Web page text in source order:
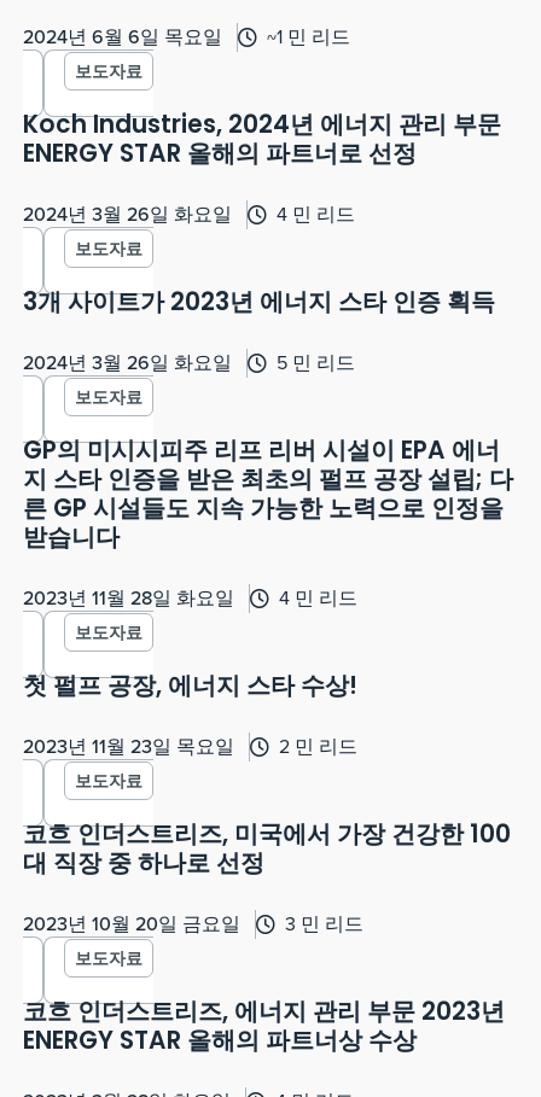
2024년 6월 6일 목요일 ~1 민 리드
보도자료
Koch Industries, 2024년 에너지 관리 부문
ENERGY STAR 올해의 파트너로 선정
2024년 3월 26일 화요일 4 민 리드
보도자료
3개 사이트가 2023년 에너지 스타 인증 획득
2024년 3월 26일 화요일 5 민 리드
보도자료
GP의 미시시피주 리프 리버 시설이 EPA 에너
지 스타 인증을 받은 최초의 펄프 공장 설립; 다
른 GP 시설들도 지속 가능한 노력으로 인정을
받습니다
2023년 11월 28일 화요일 4 민 리드
보도자료
첫 펄프 공장, 에너지 스타 수상!
2023년 11월 23일 목요일 2 민 리드
보도자료
코흐 인더스트리즈, 미국에서 가장 건강한 100
대 직장 중 하나로 선정
2023년 10월 20일 금요일 3 민 리드
보도자료
코흐 인더스트리즈, 에너지 관리 부문 2023년
ENERGY STAR 올해의 파트너상 수상